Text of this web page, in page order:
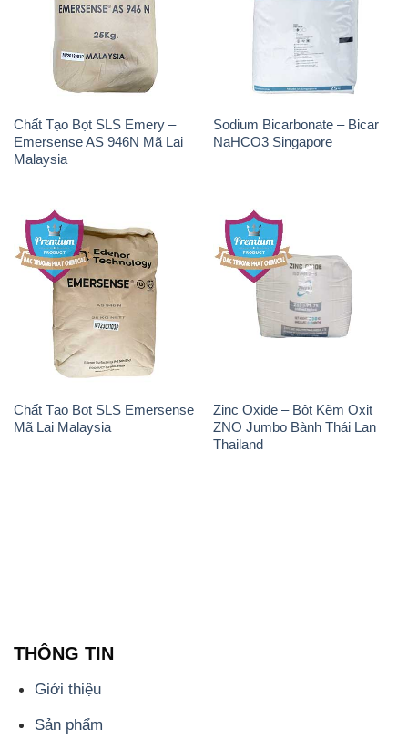
Chất Tạo Bọt SLS Emery –
Emersense AS 946N Mã Lai
Malaysia
Sodium Bicarbonate – Bicar
NaHCO3 Singapore
Chất Tạo Bọt SLS Emersense
Mã Lai Malaysia
Zinc Oxide – Bột Kẽm Oxit
ZNO Jumbo Bành Thái Lan
Thailand
THÔNG TIN
Giới thiệu
Sản phẩm